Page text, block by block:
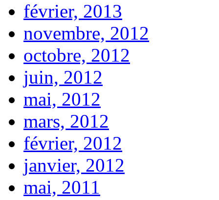
février, 2013
novembre, 2012
octobre, 2012
juin, 2012
mai, 2012
mars, 2012
février, 2012
janvier, 2012
mai, 2011